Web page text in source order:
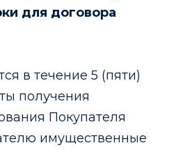
для договора
в течение 5 (пяти)
получения
Покупателя
имущественные